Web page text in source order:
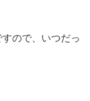
ので、いつだっ